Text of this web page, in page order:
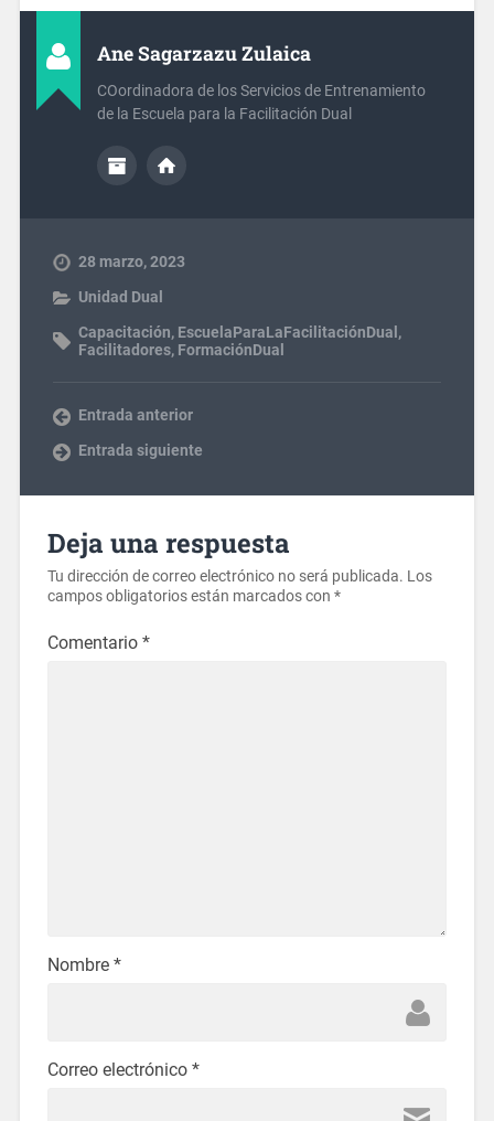
Ane Sagarzazu Zulaica
COordinadora de los Servicios de Entrenamiento
de la Escuela para la Facilitación Dual
28 marzo, 2023
Unidad Dual
Capacitación, EscuelaParaLaFacilitaciónDual,
Facilitadores, FormaciónDual
Entrada anterior
Entrada siguiente
Deja una respuesta
Tu dirección de correo electrónico no será publicada. Los
campos obligatorios están marcados con *
Comentario *
Nombre *
Correo electrónico *